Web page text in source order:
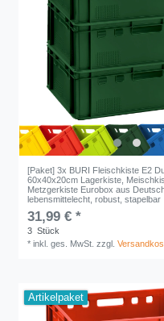
[Paket] 3x BURI Fleischkiste E2
60x40x20cm Lagerkiste,
Metzgerkiste Eurobox aus
lebensmittelecht, robust, stapelbar
31,99 € *
3 Stück
*inkl. ges. MwSt. zzgl.
Artikelpaket